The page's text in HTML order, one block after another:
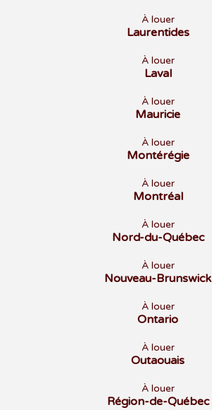
À louer
Laurentides
À louer
Laval
À louer
Mauricie
À louer
Montérégie
À louer
Montréal
À louer
Nord-du-Québec
À louer
Nouveau-Brunswick
À louer
Ontario
À louer
Outaouais
À louer
Région-de-Québec